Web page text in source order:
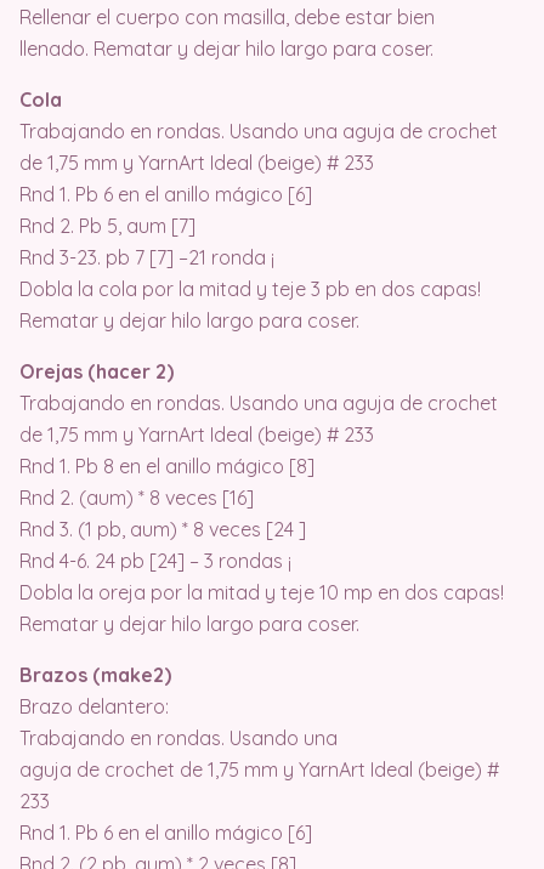
Rellenar el cuerpo con masilla, debe estar bien
llenado. Rematar y dejar hilo largo para coser.
Cola
Trabajando en rondas. Usando una aguja de crochet
de 1,75 mm y YarnArt Ideal (beige) # 233
Rnd 1. Pb 6 en el anillo mágico [6]
Rnd 2. Pb 5, aum [7]
Rnd 3-23. pb 7 [7] –21 ronda ¡
Dobla la cola por la mitad y teje 3 pb en dos capas!
Rematar y dejar hilo largo para coser.
Orejas (hacer 2)
Trabajando en rondas. Usando una aguja de crochet
de 1,75 mm y YarnArt Ideal (beige) # 233
Rnd 1. Pb 8 en el anillo mágico [8]
Rnd 2. (aum) * 8 veces [16]
Rnd 3. (1 pb, aum) * 8 veces [24 ]
Rnd 4-6. 24 pb [24] – 3 rondas ¡
Dobla la oreja por la mitad y teje 10 mp en dos capas!
Rematar y dejar hilo largo para coser.
Brazos (make2)
Brazo delantero:
Trabajando en rondas. Usando una
aguja de crochet de 1,75 mm y YarnArt Ideal (beige) #
233
Rnd 1. Pb 6 en el anillo mágico [6]